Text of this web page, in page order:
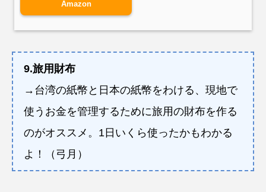
Amazon
9.旅用財布
→台湾の紙幣と日本の紙幣をわける、現地で
使うお金を管理するために旅用の財布を作る
のがオススメ。1日いくら使ったかもわかる
よ！（弓月）